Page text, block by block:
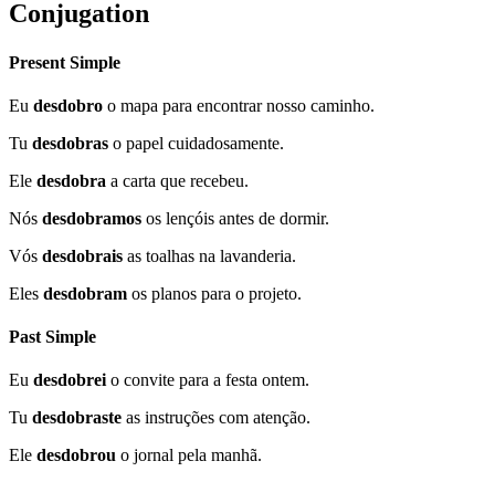
Conjugation
Present Simple
Eu desdobro o mapa para encontrar nosso caminho.
Tu desdobras o papel cuidadosamente.
Ele desdobra a carta que recebeu.
Nós desdobramos os lençóis antes de dormir.
Vós desdobrais as toalhas na lavanderia.
Eles desdobram os planos para o projeto.
Past Simple
Eu desdobrei o convite para a festa ontem.
Tu desdobraste as instruções com atenção.
Ele desdobrou o jornal pela manhã.